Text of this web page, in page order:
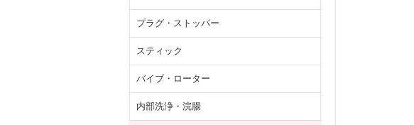
プラグ・ストッパー
スティック
バイブ・ローター
内部洗浄・浣腸